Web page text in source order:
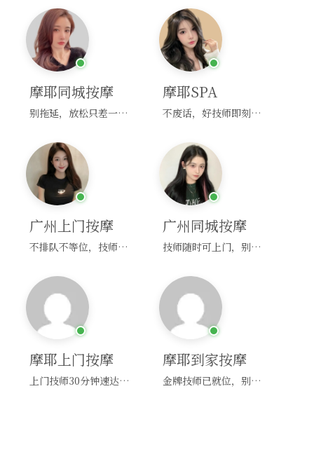
摩耶同城按摩
别拖延，放松只差一次点击！
摩耶SPA
不废话，好技师即刻上门，约！
广州上门按摩
不排队不等位，技师直奔你家！
广州同城按摩
技师随时可上门，别啰嗦，赶紧约！
摩耶上门按摩
上门技师30分钟速达，别问，快约！
摩耶到家按摩
金牌技师已就位，别纠结，马上预约！